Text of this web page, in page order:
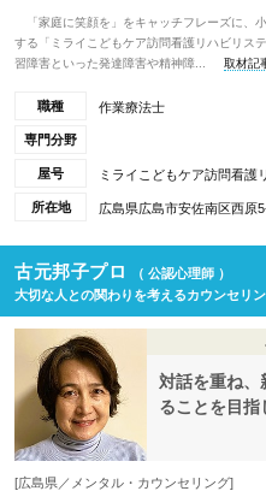
「家庭に笑顔を」をキャッチフレーズに、
する「ミライこどもケア訪問看護リハビリス
習障害といった発達障害や精神障...
取材記
職種 作業療法士
専門分野
屋号 ミライこどもケア訪問看護
所在地 広島県広島市安佐南区西原
古元邦子プロ
（ 公認心理師 ）
大切な人との関わりを考えるカウンセリ
対話を重ね、
ることを目指
[広島県／メンタル・カウンセリング]